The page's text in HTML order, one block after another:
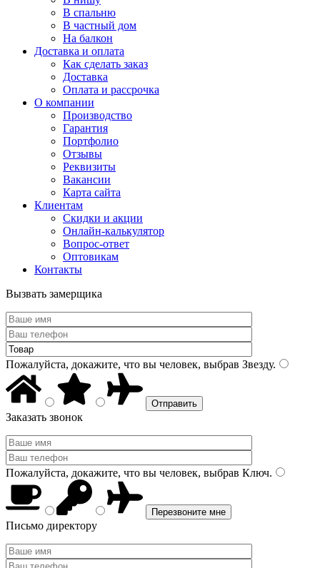
В спальню
В частный дом
На балкон
Доставка и оплата
Как сделать заказ
Доставка
Оплата и рассрочка
О компании
Производство
Гарантия
Портфолио
Отзывы
Реквизиты
Вакансии
Карта сайта
Клиентам
Скидки и акции
Онлайн-калькулятор
Вопрос-ответ
Оптовикам
Контакты
Вызвать замерщика
Пожалуйста, докажите, что вы человек, выбрав Звезду.
Заказать звонок
Пожалуйста, докажите, что вы человек, выбрав Ключ.
Письмо директору